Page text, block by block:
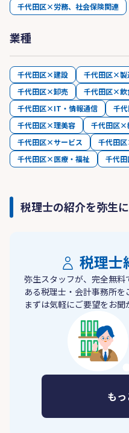
千代田区×労務、社会保険関連
業種
千代田区×建設 千代田区×製
千代田区×卸売
千代田区×飲
千代田区×IT・情報通信
千
千代田区×理美容
千代田区×
千代田区×サービス
千代田
千代田区×医療・福祉
千代
税理士の紹介を弥生
税理士
弥生スタッフが、完全無
ある税理士・会計事務所を
まずは気軽にご要望をお聞
も